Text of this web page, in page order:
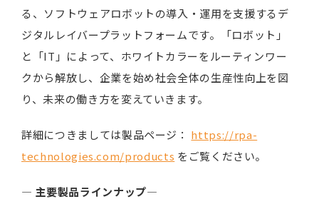
る、ソフトウェアロボットの導入・運用を支援するデ
ジタルレイバープラットフォームです。「ロボット」
と「IT」によって、ホワイトカラーをルーティンワー
クから解放し、企業を始め社会全体の生産性向上を図
り、未来の働き方を変えていきます。
詳細につきましては製品ページ： https://rpa-
technologies.com/products をご覧ください。
― 主要製品ラインナップ―